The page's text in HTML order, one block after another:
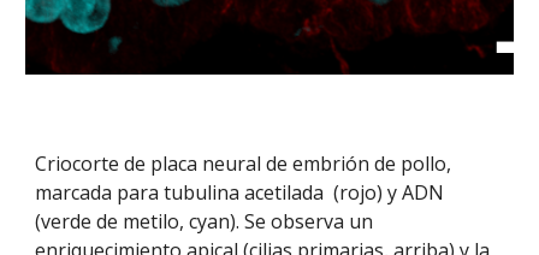
Criocorte de placa neural de embrión de pollo,
marcada para tubulina acetilada (rojo) y ADN
(verde de metilo, cyan). Se observa un